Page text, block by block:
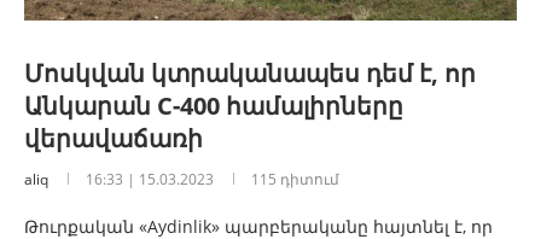
Մոսկվան կտրականապես դեմ է, որ
Անկարան C-400 համալիրները
վերավաճառի
aliq 16:33 | 15.03.2023 115 դիտում
Թուրքական «Aydinlik» պարբերականը հայտնել է, որ